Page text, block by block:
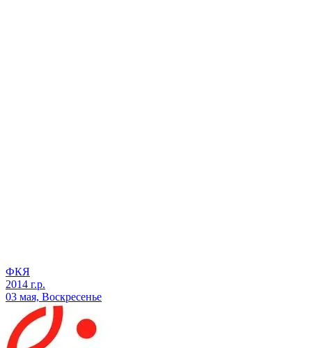
ФКЯ
2014 г.р.
03 мая, Воскресенье